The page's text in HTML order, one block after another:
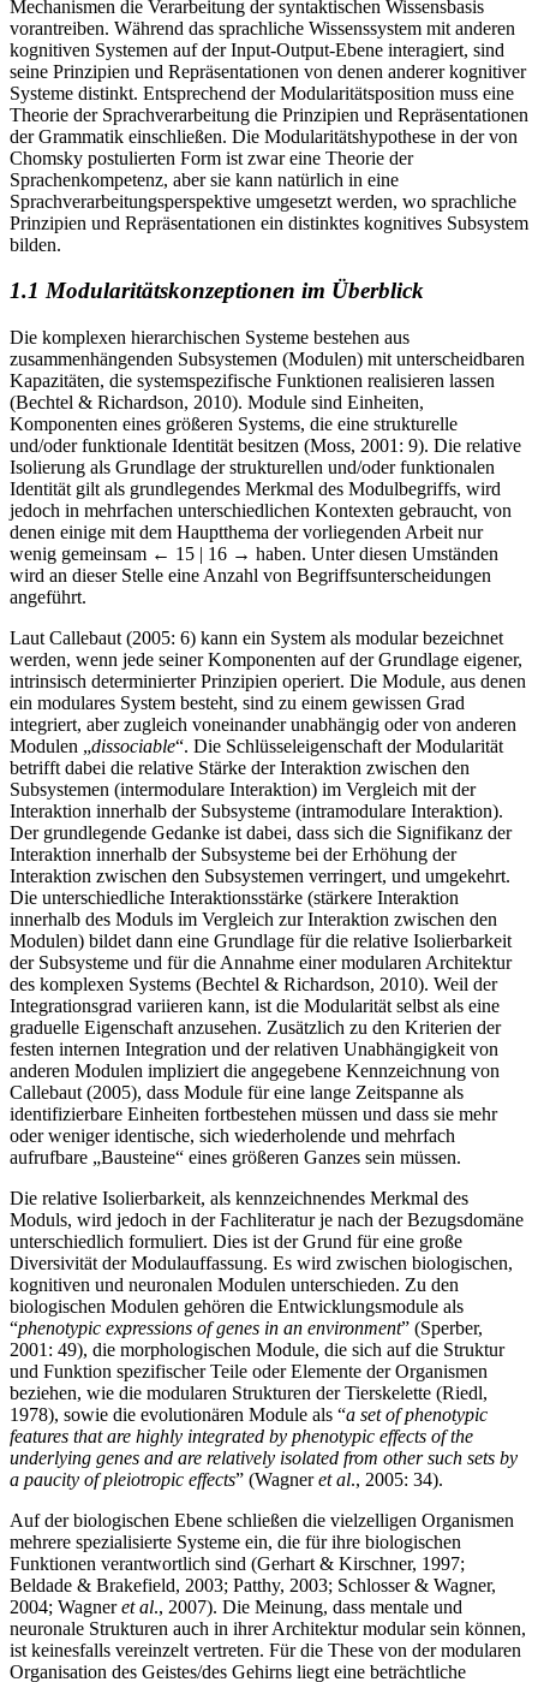
Mechanismen die Verarbeitung der syntaktischen Wissensbasis
vorantreiben. Während das sprachliche Wissenssystem mit anderen
kognitiven Systemen auf der Input-Output-Ebene interagiert, sind
seine Prinzipien und Repräsentationen von denen anderer kognitiver
Systeme distinkt. Entsprechend der Modularitätsposition muss eine
Theorie der Sprachverarbeitung die Prinzipien und Repräsentationen
der Grammatik einschließen. Die Modularitätshypothese in der von
Chomsky postulierten Form ist zwar eine Theorie der
Sprachenkompetenz, aber sie kann natürlich in eine
Sprachverarbeitungsperspektive umgesetzt werden, wo sprachliche
Prinzipien und Repräsentationen ein distinktes kognitives Subsystem
bilden.
1.1 Modularitätskonzeptionen im Überblick
Die komplexen hierarchischen Systeme bestehen aus
zusammenhängenden Subsystemen (Modulen) mit unterscheidbaren
Kapazitäten, die systemspezifische Funktionen realisieren lassen
(Bechtel & Richardson, 2010). Module sind Einheiten,
Komponenten eines größeren Systems, die eine strukturelle
und/oder funktionale Identität besitzen (Moss, 2001: 9). Die relative
Isolierung als Grundlage der strukturellen und/oder funktionalen
Identität gilt als grundlegendes Merkmal des Modulbegriffs, wird
jedoch in mehrfachen unterschiedlichen Kontexten gebraucht, von
denen einige mit dem Hauptthema der vorliegenden Arbeit nur
wenig gemeinsam ← 15 | 16 → haben. Unter diesen Umständen
wird an dieser Stelle eine Anzahl von Begriffsunterscheidungen
angeführt.
Laut Callebaut (2005: 6) kann ein System als modular bezeichnet
werden, wenn jede seiner Komponenten auf der Grundlage eigener,
intrinsisch determinierter Prinzipien operiert. Die Module, aus denen
ein modulares System besteht, sind zu einem gewissen Grad
integriert, aber zugleich voneinander unabhängig oder von anderen
Modulen „dissociable“. Die Schlüsseleigenschaft der Modularität
betrifft dabei die relative Stärke der Interaktion zwischen den
Subsystemen (intermodulare Interaktion) im Vergleich mit der
Interaktion innerhalb der Subsysteme (intramodulare Interaktion).
Der grundlegende Gedanke ist dabei, dass sich die Signifikanz der
Interaktion innerhalb der Subsysteme bei der Erhöhung der
Interaktion zwischen den Subsystemen verringert, und umgekehrt.
Die unterschiedliche Interaktionsstärke (stärkere Interaktion
innerhalb des Moduls im Vergleich zur Interaktion zwischen den
Modulen) bildet dann eine Grundlage für die relative Isolierbarkeit
der Subsysteme und für die Annahme einer modularen Architektur
des komplexen Systems (Bechtel & Richardson, 2010). Weil der
Integrationsgrad variieren kann, ist die Modularität selbst als eine
graduelle Eigenschaft anzusehen. Zusätzlich zu den Kriterien der
festen internen Integration und der relativen Unabhängigkeit von
anderen Modulen impliziert die angegebene Kennzeichnung von
Callebaut (2005), dass Module für eine lange Zeitspanne als
identifizierbare Einheiten fortbestehen müssen und dass sie mehr
oder weniger identische, sich wiederholende und mehrfach
aufrufbare „Bausteine“ eines größeren Ganzes sein müssen.
Die relative Isolierbarkeit, als kennzeichnendes Merkmal des
Moduls, wird jedoch in der Fachliteratur je nach der Bezugsdomäne
unterschiedlich formuliert. Dies ist der Grund für eine große
Diversivität der Modulauffassung. Es wird zwischen biologischen,
kognitiven und neuronalen Modulen unterschieden. Zu den
biologischen Modulen gehören die Entwicklungsmodule als
“phenotypic expressions of genes in an environment” (Sperber,
2001: 49), die morphologischen Module, die sich auf die Struktur
und Funktion spezifischer Teile oder Elemente der Organismen
beziehen, wie die modularen Strukturen der Tierskelette (Riedl,
1978), sowie die evolutionären Module als “a set of phenotypic
features that are highly integrated by phenotypic effects of the
underlying genes and are relatively isolated from other such sets by
a paucity of pleiotropic effects” (Wagneret al., 2005: 34).
Auf der biologischen Ebene schließen die vielzelligen Organismen
mehrere spezialisierte Systeme ein, die für ihre biologischen
Funktionen verantwortlich sind (Gerhart & Kirschner, 1997;
Beldade & Brakefield, 2003; Patthy, 2003; Schlosser & Wagner,
2004; Wagneret al., 2007). Die Meinung, dass mentale und
neuronale Strukturen auch in ihrer Architektur modular sein können,
ist keinesfalls vereinzelt vertreten. Für die These von der modularen
Organisation des Geistes/des Gehirns liegt eine beträchtliche